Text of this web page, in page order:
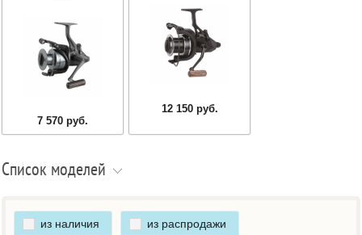
7 570 руб.
12 150 руб.
Список моделей
из наличия из распродажи